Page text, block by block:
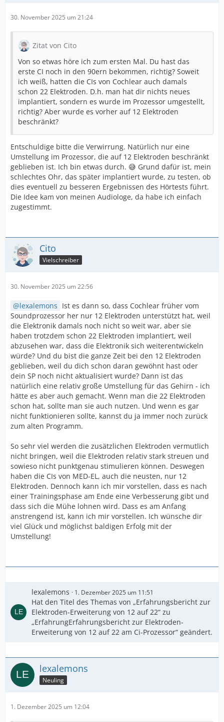
30. November 2025 um 21:24
Zitat von Cito
Von so etwas höre ich zum ersten Mal. Du hast das
erste CI noch in den 90ern bekommen, richtig? Soweit
ich weiß, hatten die CIs von Cochlear auch damals
schon 22 Elektroden. D.h. man hat dir nichts neues
implantiert, sondern es wurde im Prozessor umgestellt,
richtig? Aber wurde es vorher auf 12 Elektroden
beschränkt?
Entschuldige bitte die Verwirrung. Natürlich nur eine
Umstellung im Prozessor, die auf 12 Elektroden beschränkt
geblieben ist. Ich bin etwas durch. 😅 Grund dafür ist, mein
schlechtes Ohr, das später implantiert wurde, zu testen, ob
dies eventuell zu besseren Ergebnissen des Hörtests führt.
Die Idee kam von meinen Audiologe, da habe ich einfach
zugestimmt.
Cito
Vielschreiber
30. November 2025 um 22:56
lexalemons Ist es dann so, dass Cochlear früher vom
Soundprozessor her nur 12 Elektroden unterstützt hat, weil
die Elektronik damals noch nicht so weit war, aber sie
haben trotzdem schon 22 Elektroden implantiert, weil
abzusehen war, dass die Elektronik sich weiterentwickeln
würde? Und du bist die ganze Zeit bei den 12 Elektroden
geblieben, weil du dich schon daran gewöhnt hast oder
dein SP noch nicht aktualisiert wurde? Dann ist das
natürlich eine relativ große Umstellung für das Gehirn - ich
hätte es aber auch gemacht. Wenn man die 22 Elektroden
schon hat, sollte man sie auch nutzen. Und wenn es gar
nicht funktionieren sollte, kannst du ja immer noch zurück
zum alten Programm.
So sehr viel werden die zusätzlichen Elektroden vermutlich
nicht bringen, weil die Elektroden relativ stark streuen und
sowieso nicht punktgenau stimulieren können. Deswegen
haben die CIs von MED-EL, auch die neusten, nur 12
Elektroden. Dennoch kann ich mir vorstellen, dass es nach
einer Trainingsphase am Ende eine Verbesserung gibt und
dass sich die Mühe lohnen wird. Dass es am Anfang
anstrengend ist, kann ich mir vorstellen. Ich wünsche dir
viel Glück und möglichst baldigen Erfolg mit der
Umstellung!
lexalemons 1. Dezember 2025 um 11:51
Hat den Titel des Themas von „Erfahrungsbericht zur
Elektroden-Erweiterung von 12 auf 22“ zu
„ErfahrungErfahrungsbericht zur Elektroden-
Erweiterung von 12 auf 22 am Ci-Prozessor“ geändert.
lexalemons
Neuling
1. Dezember 2025 um 12:04